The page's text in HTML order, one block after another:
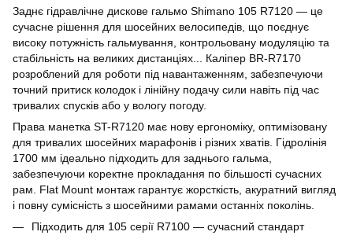
Заднє гідравлічне дискове гальмо Shimano 105 R7120 — це
сучасне рішення для шосейних велосипедів, що поєднує
високу потужність гальмування, контрольовану модуляцію та
стабільність на великих дистанціях... Каліпер BR-R7170
розроблений для роботи під навантаженням, забезпечуючи
точний притиск колодок і лінійну подачу сили навіть під час
тривалих спусків або у вологу погоду.
Права манетка ST-R7120 має нову ергономіку, оптимізовану
для тривалих шосейних марафонів і різних хватів. Гідролінія
1700 мм ідеально підходить для заднього гальма,
забезпечуючи коректне прокладання по більшості сучасних
рам. Flat Mount монтаж гарантує жорсткість, акуратний вигляд
і повну сумісність з шосейними рамами останніх поколінь.
Підходить для 105 серії R7100 — сучасний стандарт